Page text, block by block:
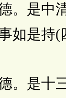
是中
如是持(
是十